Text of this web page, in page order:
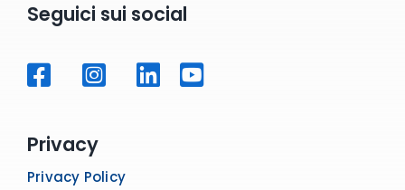
Seguici sui social
Privacy
Privacy Policy